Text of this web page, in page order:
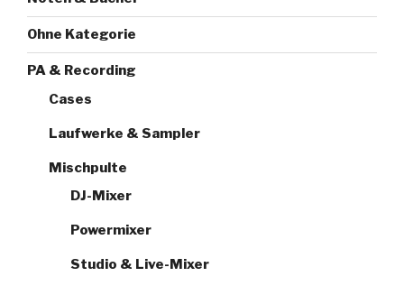
Ohne Kategorie
PA & Recording
Cases
Laufwerke & Sampler
Mischpulte
DJ-Mixer
Powermixer
Studio & Live-Mixer